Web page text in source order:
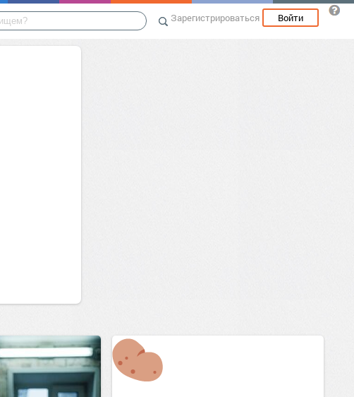
Зарегистрироваться Войти